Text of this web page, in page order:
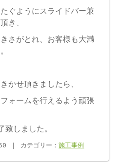
ぐようにスライドバー兼
き、
さがとれ、お客様も大満
かせ頂きましたら、
ォームを行えるよう頑張
しました。
｜ カテゴリー：施工事例